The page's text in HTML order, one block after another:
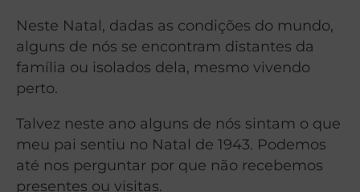
Neste Natal, dadas as condições do mundo,
alguns de nós se encontram distantes da
família ou isolados dela, mesmo vivendo
perto.
Talvez neste ano alguns de nós sintam o que
meu pai sentiu no Natal de 1943. Podemos
até nos perguntar por que não recebemos
presentes ou visitas.